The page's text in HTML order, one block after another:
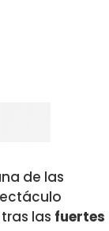
de las
las fuertes